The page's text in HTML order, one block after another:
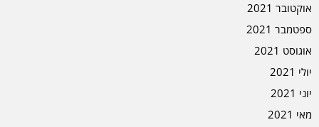
אוקטובר 2021
ספטמבר 2021
אוגוסט 2021
יולי 2021
יוני 2021
מאי 2021